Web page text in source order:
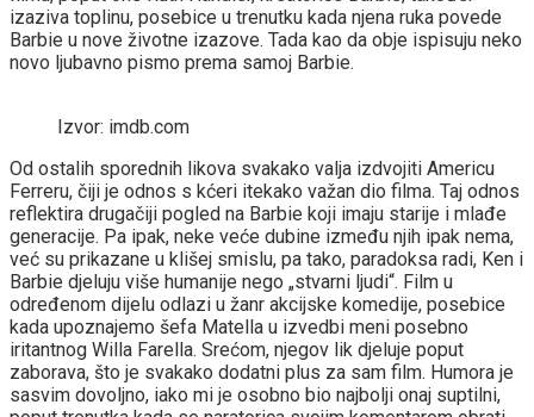
izaziva toplinu, posebice u trenutku kada njena ruka povede
Barbie u nove životne izazove. Tada kao da obje ispisuju neko
novo ljubavno pismo prema samoj Barbie.
Izvor: imdb.com
Od ostalih sporednih likova svakako valja izdvojiti Americu
Ferreru, čiji je odnos s kćeri itekako važan dio filma. Taj odnos
reflektira drugačiji pogled na Barbie koji imaju starije i mlađe
generacije. Pa ipak, neke veće dubine između njih ipak nema,
već su prikazane u klišej smislu, pa tako, paradoksa radi, Ken i
Barbie djeluju više humanije nego „stvarni ljudi“. Film u
određenom dijelu odlazi u žanr akcijske komedije, posebice
kada upoznajemo šefa Matella u izvedbi meni posebno
iritantnog Willa Farella. Srećom, njegov lik djeluje poput
zaborava, što je svakako dodatni plus za sam film. Humora je
sasvim dovoljno, iako mi je osobno bio najbolji onaj suptilni,